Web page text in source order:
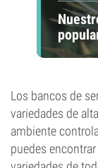
Los bancos de
variedades de
ambiente
puedes